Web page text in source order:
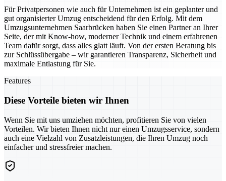
Für Privatpersonen wie auch für Unternehmen ist ein geplanter und
gut organisierter Umzug entscheidend für den Erfolg. Mit dem
Umzugsunternehmen Saarbrücken haben Sie einen Partner an Ihrer
Seite, der mit Know-how, moderner Technik und einem erfahrenen
Team dafür sorgt, dass alles glatt läuft. Von der ersten Beratung bis
zur Schlüssübergabe – wir garantieren Transparenz, Sicherheit und
maximale Entlastung für Sie.
Features
Diese Vorteile bieten wir Ihnen
Wenn Sie mit uns umziehen möchten, profitieren Sie von vielen
Vorteilen. Wir bieten Ihnen nicht nur einen Umzugsservice, sondern
auch eine Vielzahl von Zusatzleistungen, die Ihren Umzug noch
einfacher und stressfreier machen.